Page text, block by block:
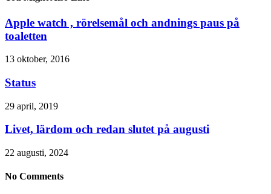
Apple watch , rörelsemål och andnings paus på
toaletten
13 oktober, 2016
Status
29 april, 2019
Livet, lärdom och redan slutet på augusti
22 augusti, 2024
No Comments